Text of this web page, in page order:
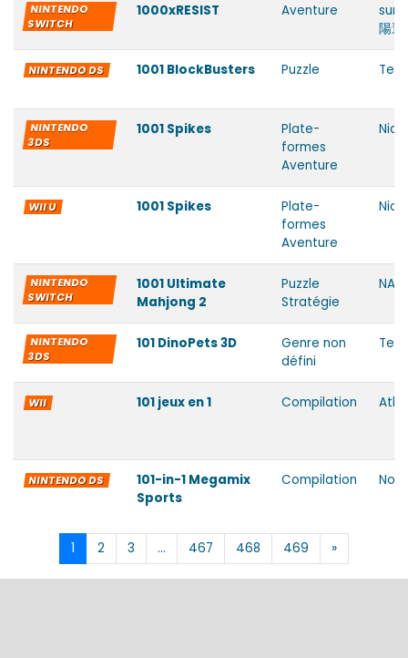
NINTENDO
SWITCH
1000xRESIST Aventure
陽過
NINTENDO DS 1001 BlockBusters Puzzle
NINTENDO
3DS
1001 Spikes
Plate-
formes
Aventure
WII U 1001 Spikes
Plate-
formes
Aventure
NINTENDO
SWITCH
1001 Ultimate
Mahjong 2
Puzzle
Stratégie
NINTENDO
3DS
101 DinoPets 3D
Genre non
défini
WII 101 jeux en 1 Compilation Atlus
NINTENDO DS
101-in-1 Megamix
Sports
Compilation
1 2 3 … 467 468 469 »